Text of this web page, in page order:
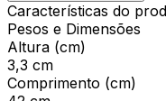
Características do
Pesos e Dimensões
Altura (cm)
3,3 cm
Comprimento (cm)